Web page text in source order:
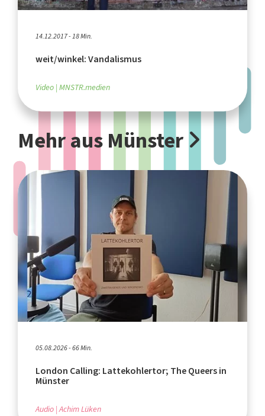
14.12.2017 - 18 Min.
weit/winkel: Vandalismus
Video MNSTR.medien
Mehr aus Münster
05.08.2026 - 66 Min.
London Calling: Lattekohlertor; The Queers in
Münster
Audio Achim Lüken